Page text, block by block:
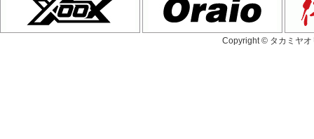
Copyright © タカミヤ